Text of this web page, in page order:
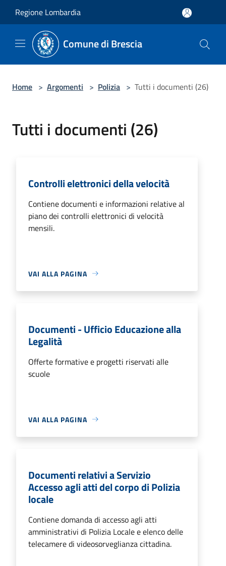
Regione Lombardia
Comune di Brescia
Home > Argomenti > Polizia > Tutti i documenti (26)
Tutti i documenti (26)
Controlli elettronici della velocità
Contiene documenti e informazioni relative al
piano dei controlli elettronici di velocità
mensili.
VAI ALLA PAGINA
Documenti - Ufficio Educazione alla
Legalità
Offerte formative e progetti riservati alle
scuole
VAI ALLA PAGINA
Documenti relativi a Servizio
Accesso agli atti del corpo di Polizia
locale
Contiene domanda di accesso agli atti
amministrativi di Polizia Locale e elenco delle
telecamere di videosorveglianza cittadina.